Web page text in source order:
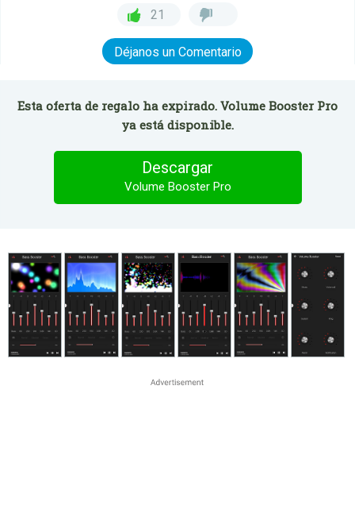
21
Déjanos un Comentario
Esta oferta de regalo ha expirado. Volume Booster Pro
ya está disponible.
Descargar
Volume Booster Pro